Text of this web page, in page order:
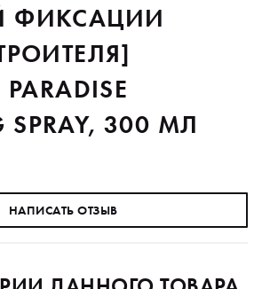
ФИКСАЦИИ
SPRAY, 300 МЛ
НАПИСАТЬ ОТЗЫВ